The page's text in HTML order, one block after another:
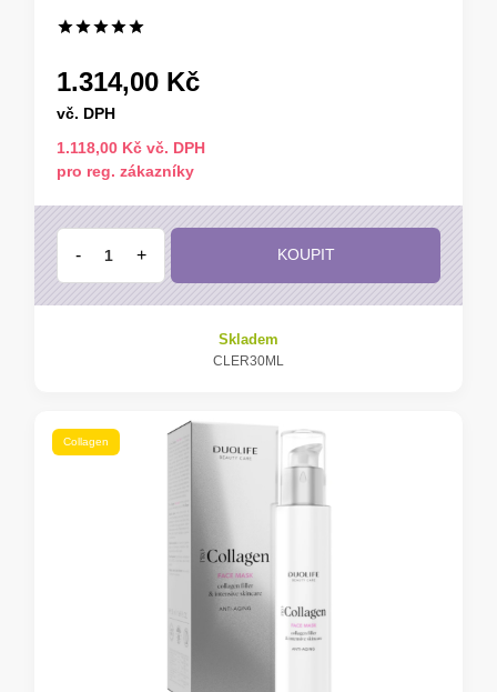
1.314,00 Kč
vč. DPH
1.118,00 Kč vč. DPH
pro reg. zákazníky
- + KOUPIT
Skladem
CLER30ML
Collagen